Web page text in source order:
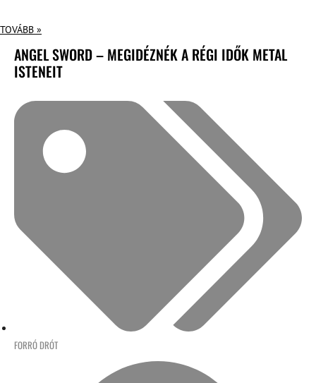
TOVÁBB »
ANGEL SWORD – MEGIDÉZNÉK A RÉGI IDŐK METAL
ISTENEIT
FORRÓ DRÓT